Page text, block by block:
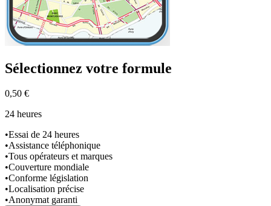
Sélectionnez votre formule
0,50 €
24 heures
•Essai de 24 heures
•Assistance téléphonique
•Tous opérateurs et marques
•Couverture mondiale
•Conforme législation
•Localisation précise
•Anonymat garanti